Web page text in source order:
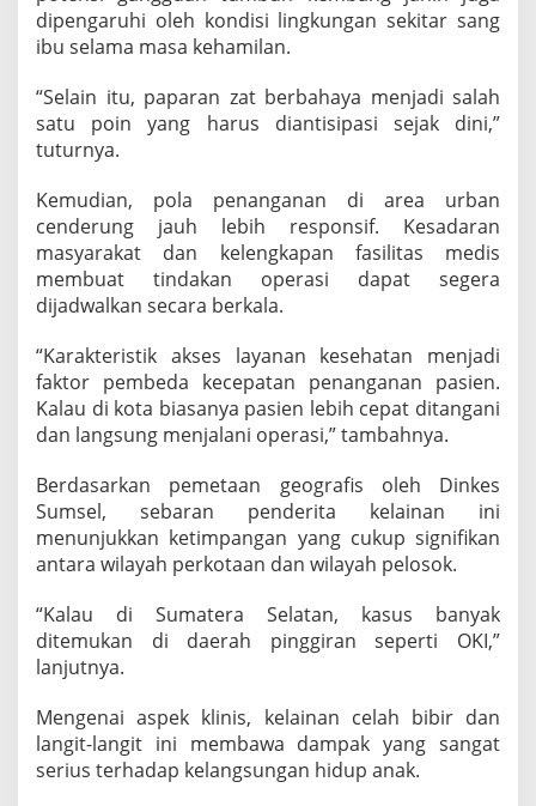
dipengaruhi oleh kondisi lingkungan sekitar sang
ibu selama masa kehamilan.
“Selain itu, paparan zat berbahaya menjadi salah
satu poin yang harus diantisipasi sejak dini,”
tuturnya.
Kemudian, pola penanganan di area urban
cenderung jauh lebih responsif. Kesadaran
masyarakat dan kelengkapan fasilitas medis
membuat tindakan operasi dapat segera
dijadwalkan secara berkala.
“Karakteristik akses layanan kesehatan menjadi
faktor pembeda kecepatan penanganan pasien.
Kalau di kota biasanya pasien lebih cepat ditangani
dan langsung menjalani operasi,” tambahnya.
Berdasarkan pemetaan geografis oleh Dinkes
Sumsel, sebaran penderita kelainan ini
menunjukkan ketimpangan yang cukup signifikan
antara wilayah perkotaan dan wilayah pelosok.
“Kalau di Sumatera Selatan, kasus banyak
ditemukan di daerah pinggiran seperti OKI,”
lanjutnya.
Mengenai aspek klinis, kelainan celah bibir dan
langit-langit ini membawa dampak yang sangat
serius terhadap kelangsungan hidup anak.